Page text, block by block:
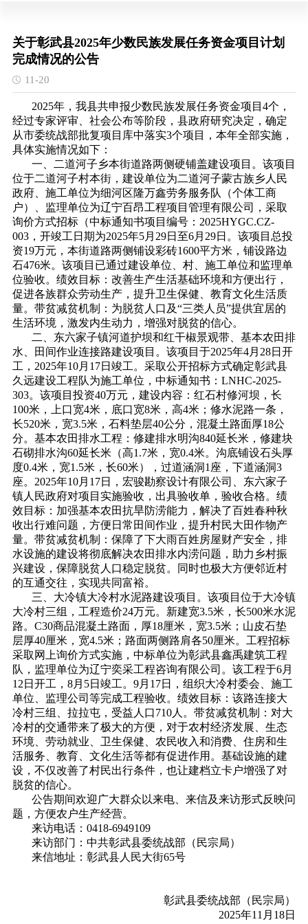
关于彰武县2025年少数民族发展任务资金项目计划
完成情况的公告
11-20
2025年，我县共申报少数民族发展任务资金项目4个，
经过专家评审、社会公布等阶段，县政府研究决定，确定
从市委统战部批复项目库中落实3个项目，本年全部实施，
具体实施情况如下：
一、二道河子乡本街道路两侧硬铺盖建设项目。该项目
位于二道河子村本街，建设单位为二道河子蒙古族乡人民
政府、施工单位为细河区隆万鑫劳务服务队（个体工商
户）、监理单位为辽宁百昂工程项目管理有限公司，采取
询价方式招标（中标通知书项目编号：2025HYGC.CZ-
003，开竣工日期为2025年5月29日至6月29日。该项目总投
资19万元，本街道路两侧铺设彩砖1600平方米，铺设路边
石476米。该项目已通过建设单位、村、施工单位和监理单
位验收。绩效目标：改善生产生活基础环境和方便出行，
促进各族群众劳动生产，提升卫生保健、教育文化生活质
量。带贫减贫机制：为脱贫人口及“三类人员”提供宜居的
生活环境，激发内生动力，增强对脱贫的信心。
二、东六家子镇河道护坝和红干椒景观带、基本农田排
水、田间作业连接路建设项目。该项目于2025年4月28日开
工，2025年10月17日竣工。采取公开招标方式确定彰武县
久远建设工程队为施工单位，中标通知书：LNHC-2025-
303。该项目投资40万元，建设内容：红石村修河坝，长
100米，上口宽4米，底口宽8米，高4米；修水泥路一条，
长520米，宽3.5米，石料垫层40公分，混凝土路面厚18公
分。基本农田排水工程：修建排水明沟840延长米，修建块
石砌排水沟60延长米（高1.7米，宽0.4米。沟底铺设石头厚
度0.4米，宽1.5米，长60米），过道涵洞1座，下道涵洞3
座。2025年10月17日，宏骏勘察设计有限公司、东六家子
镇人民政府对项目实施验收，出具验收单，验收合格。绩
效目标：加强基本农田抗旱防涝能力，解决了百姓春种秋
收出行难问题，方便日常田间作业，提升村民大田作物产
量。带贫减贫机制：保障了下大雨百姓房屋财产安全，排
水设施的建设将彻底解决农田排水内涝问题，助力乡村振
兴建设，保障脱贫人口稳定脱贫。同时也极大方便邻近村
的互通交往，实现共同富裕。
三、大冷镇大冷村水泥路建设项目。该项目位于大冷镇
大冷村三组，工程造价24万元。新建宽3.5米，长500米水泥
路。C30商品混凝土路面，厚18厘米，宽3.5米；山皮石垫
层厚40厘米，宽4.5米；路面两侧路肩各50厘米。工程招标
采取网上询价方式实施，中标单位为彰武县鑫禹建筑工程
队，监理单位为辽宁奕采工程咨询有限公司。该工程于6月
12日开工，8月5日竣工。9月17日，组织大冷村委会、施工
单位、监理公司等完成工程验收。绩效目标：该路连接大
冷村三组、拉拉屯，受益人口710人。带贫减贫机制：对大
冷村的交通带来了极大的方便，对于农村经济发展、生态
环境、劳动就业、卫生保健、农民收入和消费、住房和生
活服务、教育、文化生活等都有促进作用。基础设施的建
设，不仅改善了村民出行条件，也让建档立卡户增强了对
脱贫的信心。
公告期间欢迎广大群众以来电、来信及来访形式反映问
题，方便农户生产经营。
来访电话：0418-6949109
来访部门：中共彰武县委统战部（民宗局）
来信地址：彰武县人民大街65号
彰武县委统战部（民宗局）
2025年11月18日